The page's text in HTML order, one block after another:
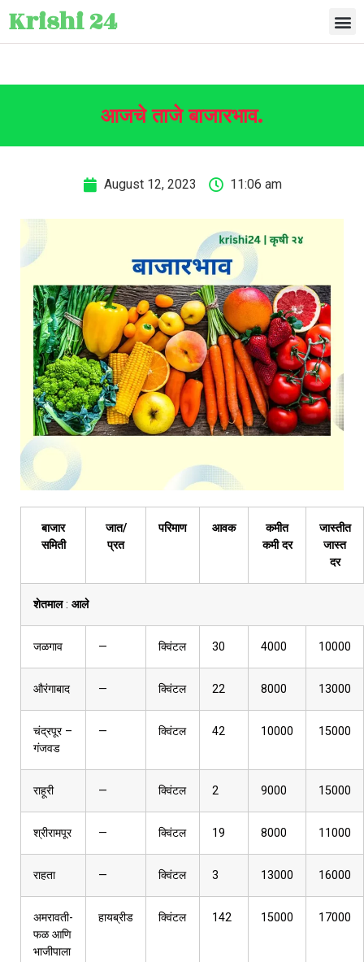
Krishi 24
आजचे ताजे बाजारभाव.
August 12, 2023 11:06 am
बाजार
समिती
जात/
प्रत
परिमाण आवक
कमीत
कमी दर
जास्तीत
जास्त
दर
शेतमाल: आले
जळगाव — क्विंटल 30 4000 10000
औरंगाबाद — क्विंटल 22 8000 13000
चंद्रपूर –
गंजवड
— क्विंटल 42 10000 15000
राहूरी — क्विंटल 2 9000 15000
श्रीरामपूर — क्विंटल 19 8000 11000
राहता — क्विंटल 3 13000 16000
अमरावती-
फळ आणि
भाजीपाला
हायब्रीड क्विंटल 142 15000 17000